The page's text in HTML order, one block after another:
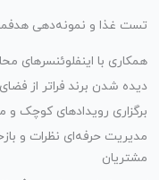
تست غذا و نمونه‌دهی
همکاری با اینفلوئنسرهای
دیده شدن برند فراتر از
برگزاری رویدادهای کوچک و
مدیریت حرفه‌ای نظرات و
مشتریان